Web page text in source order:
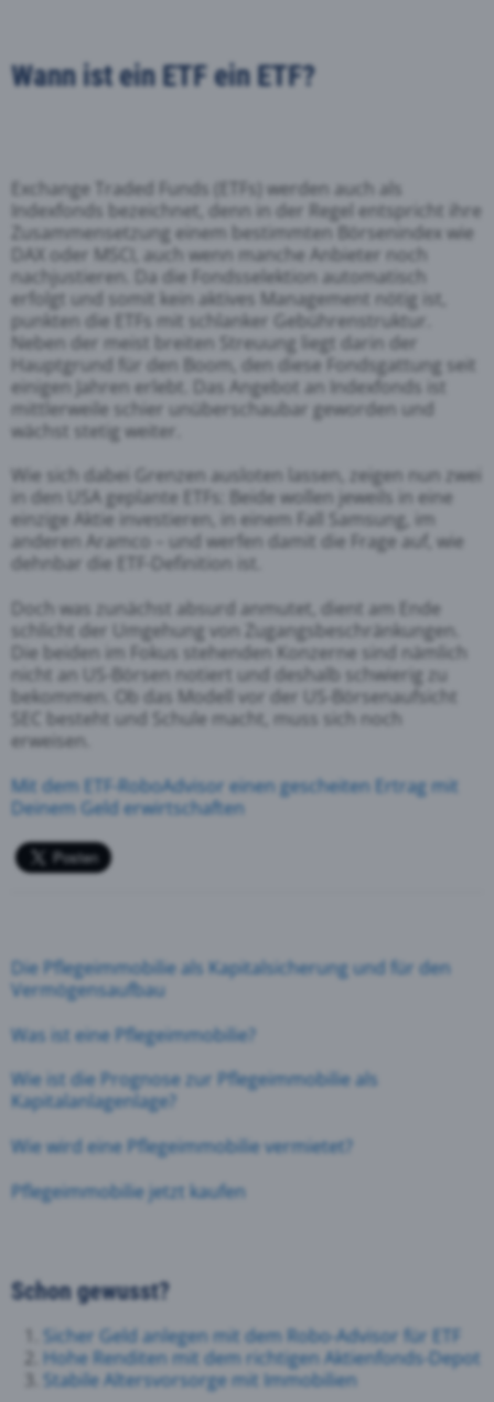
Wann ist ein ETF ein ETF?
Exchange Traded Funds (ETFs) werden auch als
Indexfonds bezeichnet, denn in der Regel entspricht ihre
Zusammensetzung einem bestimmten Börsenindex wie
DAX oder MSCI, auch wenn manche Anbieter noch
nachjustieren. Da die Fondsselektion automatisch
erfolgt und somit kein aktives Management nötig ist,
punkten die ETFs mit schlanker Gebührenstruktur.
Neben der meist breiten Streuung liegt darin der
Hauptgrund für den Boom, den diese Fondsgattung seit
einigen Jahren erlebt. Das Angebot an Indexfonds ist
mittlerweile schier unüberschaubar geworden und
wächst stetig weiter.
Wie sich dabei Grenzen ausloten lassen, zeigen nun zwei
in den USA geplante ETFs: Beide wollen jeweils in eine
einzige Aktie investieren, in einem Fall Samsung, im
anderen Aramco – und werfen damit die Frage auf, wie
dehnbar die ETF-Definition ist.
Doch was zunächst absurd anmutet, dient am Ende
schlicht der Umgehung von Zugangsbeschränkungen.
Die beiden im Fokus stehenden Konzerne sind nämlich
nicht an US-Börsen notiert und deshalb schwierig zu
bekommen. Ob das Modell vor der US-Börsenaufsicht
SEC besteht und Schule macht, muss sich noch
erweisen.
Mit dem ETF-RoboAdvisor einen gescheiten Ertrag mit
Deinem Geld erwirtschaften
Die Pflegeimmobilie als Kapitalsicherung und für den
Vermögensaufbau
Was ist eine Pflegeimmobilie?
Wie ist die Prognose zur Pflegeimmobilie als
Kapitalanlagenlage?
Wie wird eine Pflegeimmobilie vermietet?
Pflegeimmobilie jetzt kaufen
Schon gewusst?
Sicher Geld anlegen mit dem Robo-Advisor für ETF
Hohe Renditen mit dem richtigen Aktienfonds-Depot
Stabile Altersvorsorge mit Immobilien